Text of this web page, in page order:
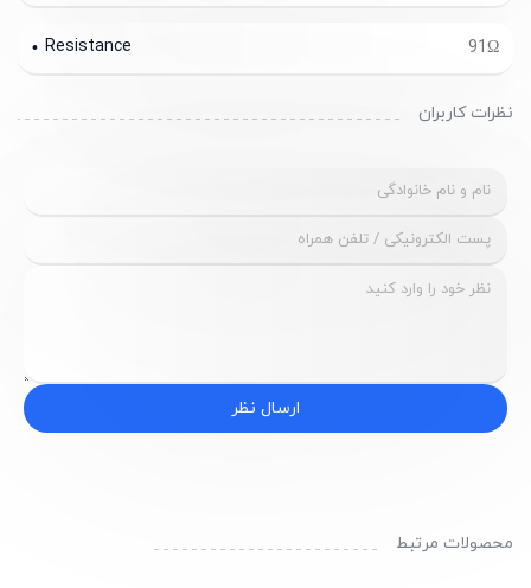
91Ω
Resistance
نظرات کاربران
ارسال نظر
محصولات مرتبط